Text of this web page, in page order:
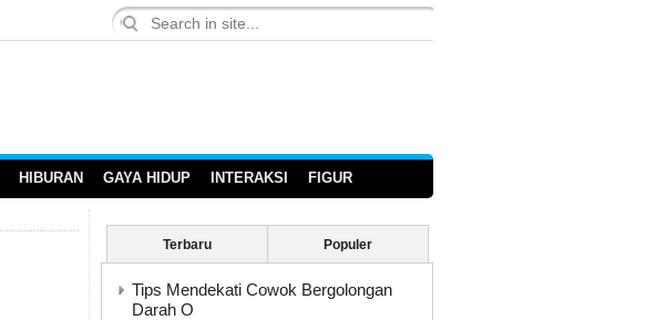
HIBURAN GAYA HIDUP INTERAKSI FIGUR
Terbaru Populer
Tips Mendekati Cowok Bergolongan
Darah O